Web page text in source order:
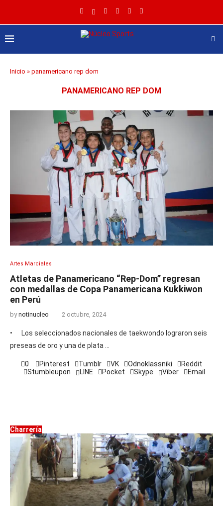
Inicio » panamericano rep dom
PANAMERICANO REP DOM
Artes Marciales
Atletas de Panamericano “Rep-Dom” regresan
con medallas de Copa Panamericana Kukkiwon
en Perú
bynotinucleo 2 octubre, 2024
• Los seleccionados nacionales de taekwondo lograron seis
preseas de oro y una de plata …
0 Pinterest Tumblr VK Odnoklassniki
Reddit
Stumbleupon
LINE Pocket Skype Viber Email
Charrería